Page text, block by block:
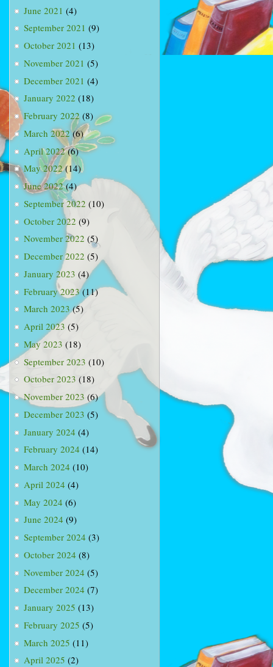
June 2021 (4)
September 2021 (9)
October 2021 (13)
November 2021 (5)
December 2021 (4)
January 2022 (18)
February 2022 (8)
March 2022(6)
April 2022(6)
May 2022(14)
June 2022(4)
September 2022 (10)
October 2022 (9)
November 2022 (5)
December 2022 (5)
January 2023 (4)
February 2023(11)
March 2023(5)
April 2023 (5)
May 2023 (18)
September 2023 (10)
October 2023 (18)
November 2023 (6)
December 2023 (5)
January 2024 (4)
February 2024 (14)
March 2024 (10)
April 2024 (4)
May 2024 (6)
June 2024 (9)
September 2024 (3)
October 2024 (8)
November 2024 (5)
December 2024 (7)
January 2025 (13)
February 2025 (5)
March 2025 (11)
April 2025 (2)